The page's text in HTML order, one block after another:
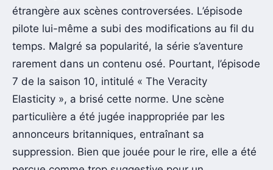
étrangère aux scènes controversées. L’épisode
pilote lui-même a subi des modifications au fil du
temps. Malgré sa popularité, la série s’aventure
rarement dans un contenu osé. Pourtant, l’épisode
7 de la saison 10, intitulé « The Veracity
Elasticity », a brisé cette norme. Une scène
particulière a été jugée inappropriée par les
annonceurs britanniques, entraînant sa
suppression. Bien que jouée pour le rire, elle a été